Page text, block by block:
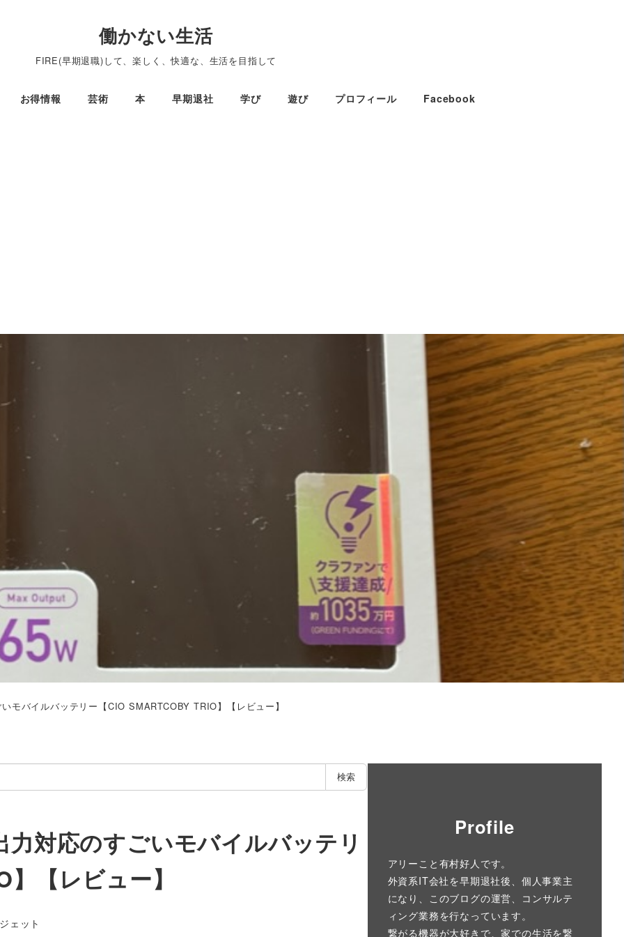
働かない生活
FIRE(早期退職)して、楽しく、快適な、生活を目指して
お得情報 芸術 本 早期退社 学び 遊び プロフィール Facebook
モバイルバッテリー【CIO SMARTCOBY TRIO】【レビュー】
検索
対応のすごいモバイルバッテリ
【レビュー】
ー
ェット
Profile
アリーこと有村好人です。
外資系IT会社を早期退社後、個人事業主
になり、このブログの運営、コンサルテ
ィング業務を行なっています。
繋がる機器が大好きで、家での生活を繋